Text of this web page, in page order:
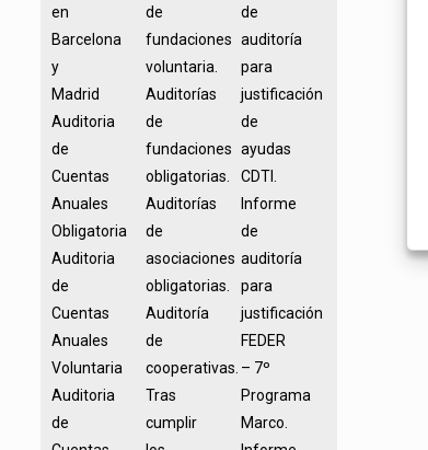
en
Barcelona
y
Madrid
Auditoria
de
Cuentas
Anuales
Obligatoria
Auditoria
de
Cuentas
Anuales
Voluntaria
Auditoria
de
de
fundaciones
voluntaria.
Auditorías
de
fundaciones
obligatorias.
Auditorías
de
asociaciones
obligatorias.
Auditoría
de
cooperativas.
Tras
cumplir
de
auditoría
para
justificación
de
ayudas
CDTI.
Informe
de
auditoría
para
justificación
FEDER
– 7º
Programa
Marco.